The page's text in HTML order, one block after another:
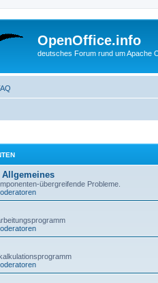
OpenOffice.info
deutsches Forum rund um Apache
übergreifende Probleme.